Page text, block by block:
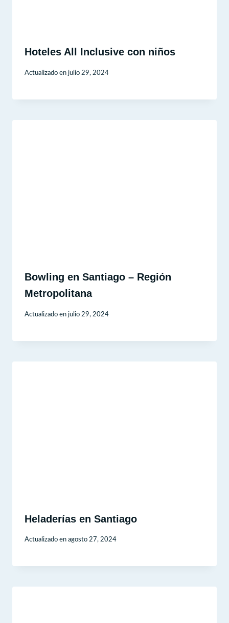
Hoteles All Inclusive con niños
Actualizado en julio 29, 2024
Bowling en Santiago – Región
Metropolitana
Actualizado en julio 29, 2024
Heladerías en Santiago
Actualizado en agosto 27, 2024